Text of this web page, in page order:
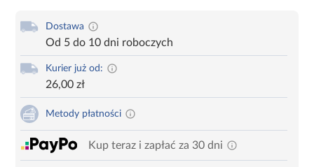
Dostawa
Od 5 do 10 dni roboczych
Kurier już od:
26,00 zł
Metody płatności
Kup teraz i zapłać za 30 dni